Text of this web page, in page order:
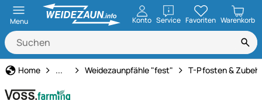
Menu Konto ServiceöffnenFavoriten Warenkorb
Home Weidezaun
... Weidezaunpfähle "fest" T-Pfosten &